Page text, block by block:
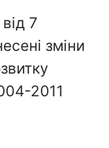
7
зміни
2011